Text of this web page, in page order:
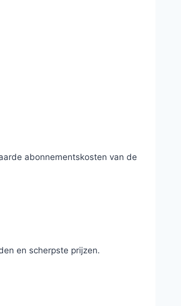
abonnementskosten van de
en scherpste prijzen.